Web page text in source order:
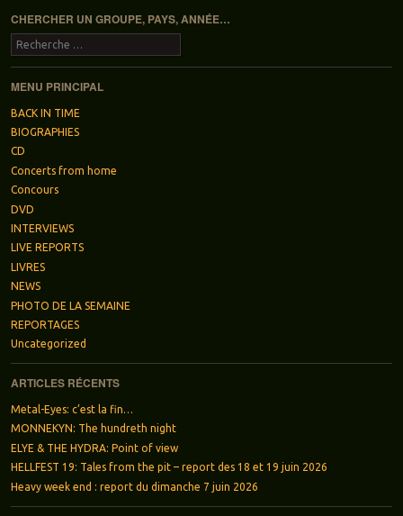
CHERCHER UN GROUPE, PAYS, ANNÉE…
Recherche
MENU PRINCIPAL
BACK IN TIME
BIOGRAPHIES
CD
Concerts from home
Concours
DVD
INTERVIEWS
LIVE REPORTS
LIVRES
NEWS
PHOTO DE LA SEMAINE
REPORTAGES
Uncategorized
ARTICLES RÉCENTS
Metal-Eyes: c’est la fin…
MONNEKYN: The hundreth night
ELYE & THE HYDRA: Point of view
HELLFEST 19: Tales from the pit – report des 18 et 19 juin 2026
Heavy week end : report du dimanche 7 juin 2026